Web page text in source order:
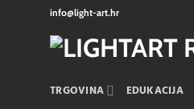
info@light-art.hr
TRGOVINA EDUKACIJA